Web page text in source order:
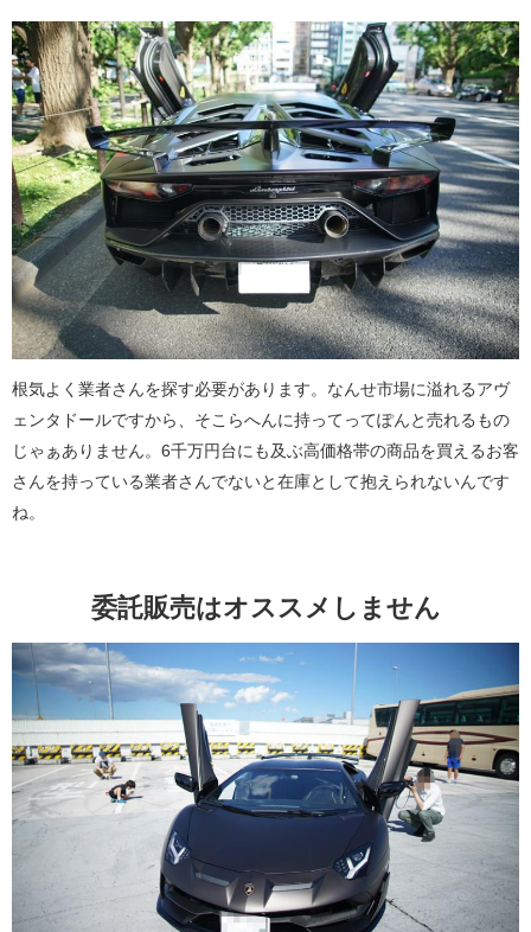
根気よく業者さんを探す必要があります。なんせ市場に溢れるアヴ
ェンタドールですから、そこらへんに持ってってぽんと売れるもの
じゃぁありません。6千万円台にも及ぶ高価格帯の商品を買えるお客
さんを持っている業者さんでないと在庫として抱えられないんです
ね。
委託販売はオススメしません